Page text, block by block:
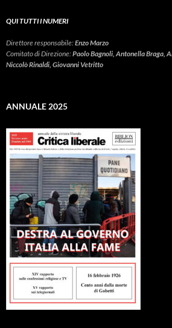
QUI TUTTI I NUMERI
Direttore responsabile:Enzo Marzo
Comitato di Direzione:Paolo Bagnoli, Antonella Braga,
Niccolò Rinaldi, Giovanni Vetritto
ANNUALE 2025